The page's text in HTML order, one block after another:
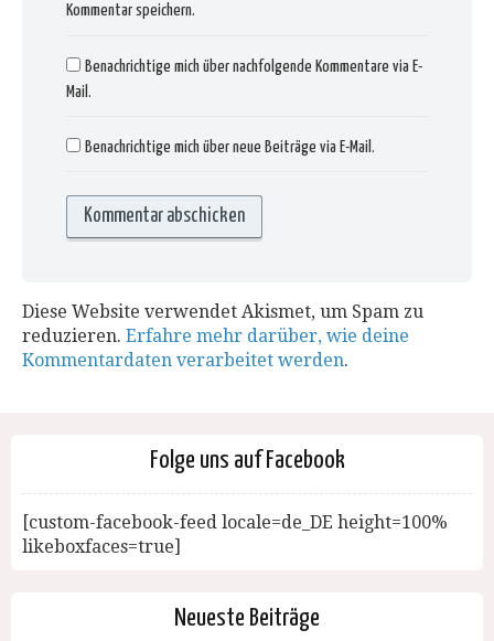
Kommentar speichern.
Benachrichtige mich über nachfolgende Kommentare via E-
Mail.
Benachrichtige mich über neue Beiträge via E-Mail.
Diese Website verwendet Akismet, um Spam zu
reduzieren. Erfahre mehr darüber, wie deine
Kommentardaten verarbeitet werden.
Folge uns auf Facebook
[custom-facebook-feed locale=de_DE height=100%
likeboxfaces=true]
Neueste Beiträge